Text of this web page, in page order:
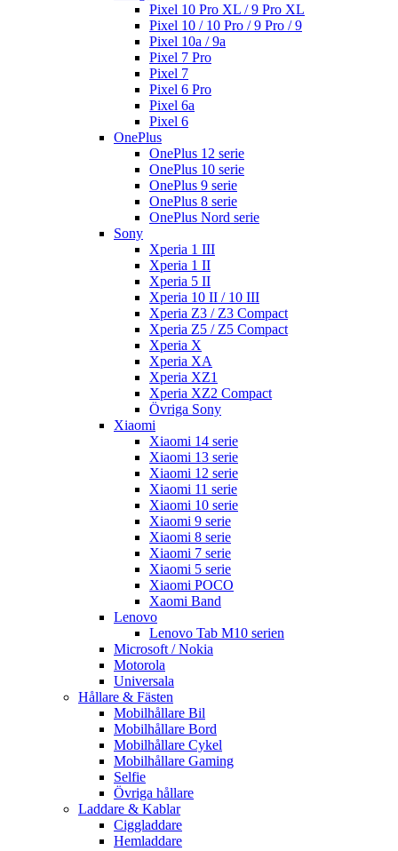
Pixel 10 Pro XL / 9 Pro XL
Pixel 10 / 10 Pro / 9 Pro / 9
Pixel 10a / 9a
Pixel 7 Pro
Pixel 7
Pixel 6 Pro
Pixel 6a
Pixel 6
OnePlus
OnePlus 12 serie
OnePlus 10 serie
OnePlus 9 serie
OnePlus 8 serie
OnePlus Nord serie
Sony
Xperia 1 III
Xperia 1 II
Xperia 5 II
Xperia 10 II / 10 III
Xperia Z3 / Z3 Compact
Xperia Z5 / Z5 Compact
Xperia X
Xperia XA
Xperia XZ1
Xperia XZ2 Compact
Övriga Sony
Xiaomi
Xiaomi 14 serie
Xiaomi 13 serie
Xiaomi 12 serie
Xiaomi 11 serie
Xiaomi 10 serie
Xiaomi 9 serie
Xiaomi 8 serie
Xiaomi 7 serie
Xiaomi 5 serie
Xiaomi POCO
Xaomi Band
Lenovo
Lenovo Tab M10 serien
Microsoft / Nokia
Motorola
Universala
Hållare & Fästen
Mobilhållare Bil
Mobilhållare Bord
Mobilhållare Cykel
Mobilhållare Gaming
Selfie
Övriga hållare
Laddare & Kablar
Ciggladdare
Hemladdare